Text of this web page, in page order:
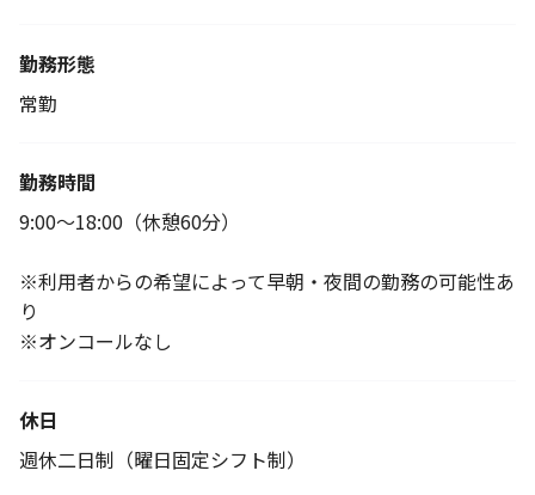
勤務形態
常勤
勤務時間
9:00～18:00（休憩60分）
※利用者からの希望によって早朝・夜間の勤務の可能性あ
り
※オンコールなし
休日
週休二日制（曜日固定シフト制）